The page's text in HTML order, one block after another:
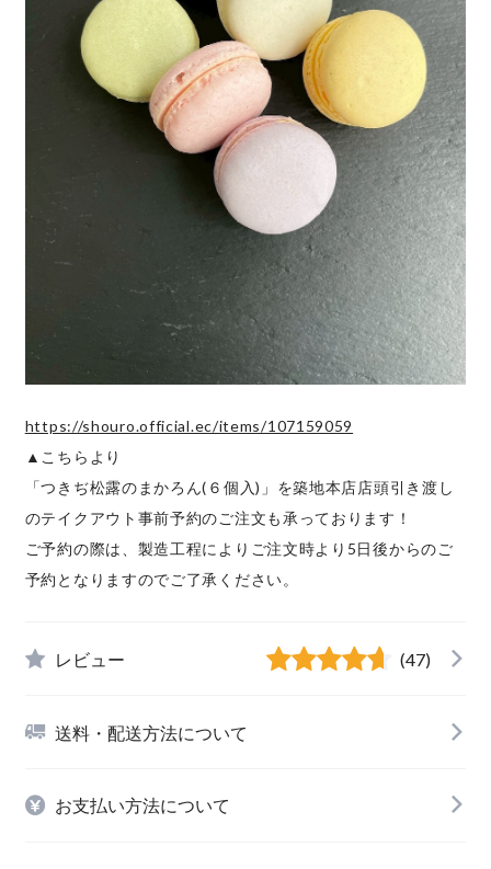
https://shouro.official.ec/items/107159059
▲こちらより
「つきぢ松露のまかろん(６個入)」を築地本店店頭引き渡し
のテイクアウト事前予約のご注文も承っております！
ご予約の際は、製造工程によりご注文時より5日後からのご
予約となりますのでご了承ください。
レビュー (47)
送料・配送方法について
お支払い方法について